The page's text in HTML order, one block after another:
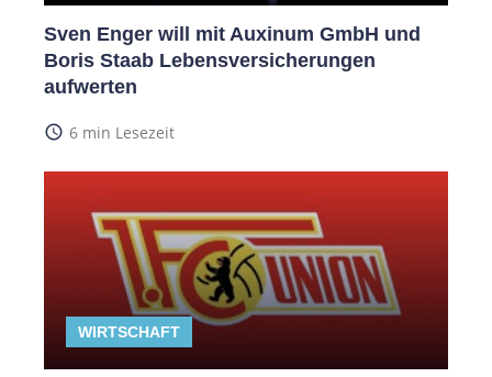
Sven Enger will mit Auxinum GmbH und
Boris Staab Lebensversicherungen
aufwerten
access_time 6 min Lesezeit
WIRTSCHAFT